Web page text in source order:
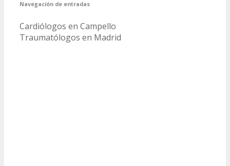
Navegación de entradas
Cardiólogos en Campello
Traumatólogos en Madrid